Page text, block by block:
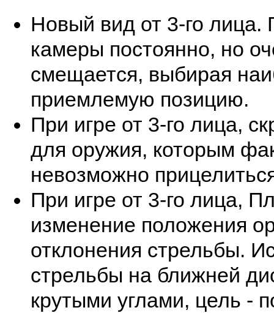
Новый вид от 3-го лица.
камеры постоянно, но
смещается, выбирая
приемлемую позицию.
При игре от 3-го лица,
для оружия, которым
невозможно
При игре от 3-го лица,
изменение положения
отклонения стрельбы.
стрельбы на ближней
крутыми углами, цель -